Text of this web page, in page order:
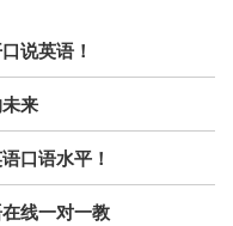
说英语！
来
口语水平！
线一对一教